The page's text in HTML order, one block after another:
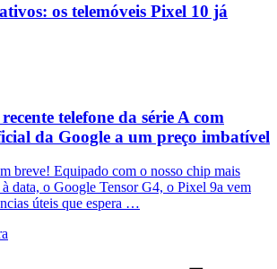
os telemóveis Pixel 10 já
telefone da série A com
da Google a um preço imbatível
breve! Equipado com o nosso chip mais
data, o Google Tensor G4, o Pixel 9a vem
úteis que espera …